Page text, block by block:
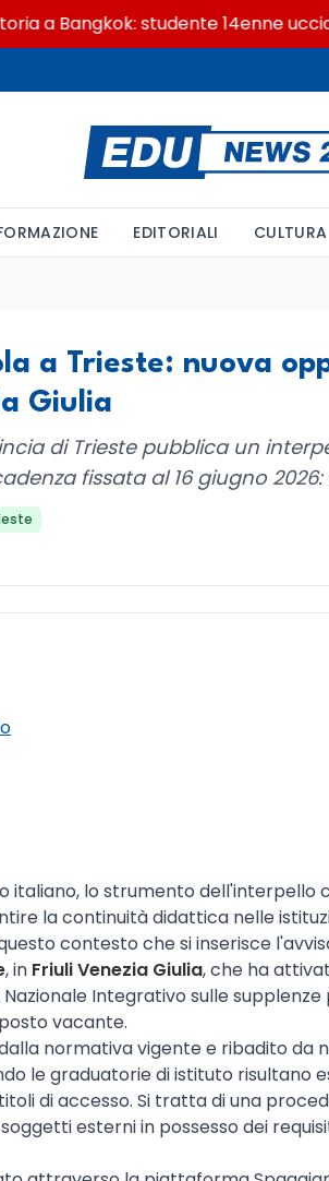
a Bangkok: studente 14enne uccide
EDITORIALI CULTURA
a Trieste: nuova
Giulia
di Trieste pubblica un
fissata al 16 giugno
italiano, lo strumento dell'interpello
la continuità didattica nelle
contesto che si inserisce
, in Friuli Venezia Giulia, che ha
Integrativo sulle
vacante.
normativa vigente e ribadito da
le graduatorie di istituto risultano
di accesso. Si tratta di una
esterni in possesso dei